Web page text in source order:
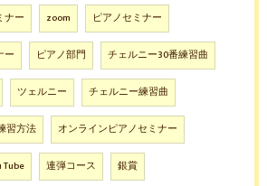
ナー zoom ピアノセミナー
ー ピアノ部門 チェルニー30番練習曲
ツェルニー チェルニー練習曲
習方法 オンラインピアノセミナー
Tube 連弾コース 銀賞